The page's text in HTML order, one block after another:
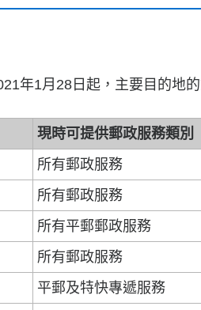
年1月28日起，主要目的地
現時可提供郵政服務類別
所有郵政服務
所有郵政服務
所有平郵郵政服務
所有郵政服務
平郵及特快專遞服務